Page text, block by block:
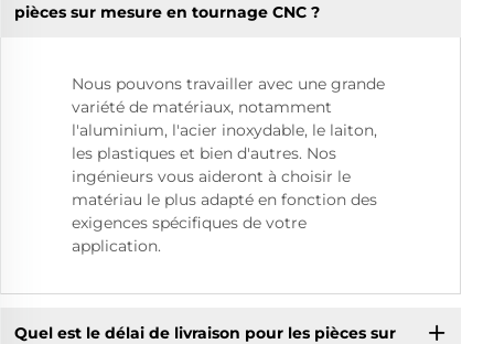
pièces sur mesure en tournage CNC ?
Nous pouvons travailler avec une grande
variété de matériaux, notamment
l'aluminium, l'acier inoxydable, le laiton,
les plastiques et bien d'autres. Nos
ingénieurs vous aideront à choisir le
matériau le plus adapté en fonction des
exigences spécifiques de votre
application.
Quel est le délai de livraison pour les pièces sur